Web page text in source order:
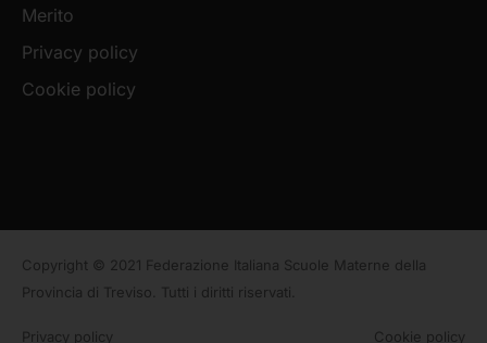
Merito
Privacy policy
Cookie policy
Copyright © 2021 Federazione Italiana Scuole Materne della
Provincia di Treviso. Tutti i diritti riservati.
Privacy policy Cookie policy